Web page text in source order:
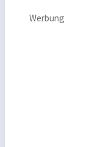
Werbung